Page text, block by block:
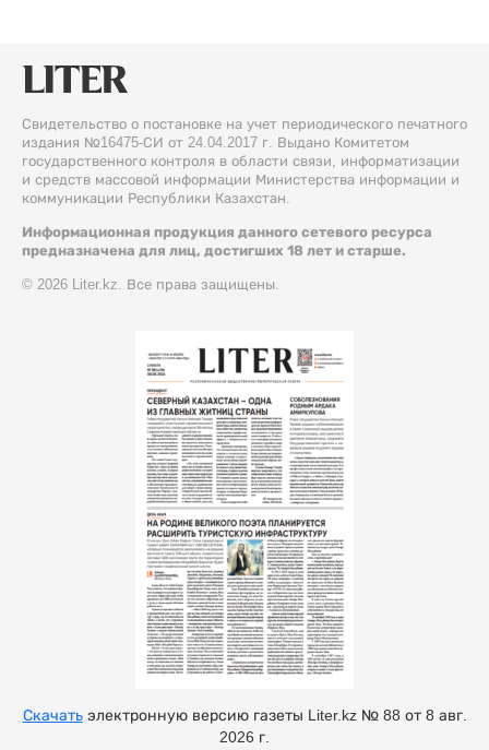
Свидетельство о постановке на учет периодического печатного
издания №16475-СИ от 24.04.2017 г. Выдано Комитетом
государственного контроля в области связи, информатизации
и средств массовой информации Министерства информации и
коммуникации Республики Казахстан.
Информационная продукция данного сетевого ресурса
предназначена для лиц, достигших 18 лет и старше.
© 2026 Liter.kz. Все права защищены.
Скачатьэлектронную версию газеты Liter.kz № 88 от 8 авг.
2026 г.